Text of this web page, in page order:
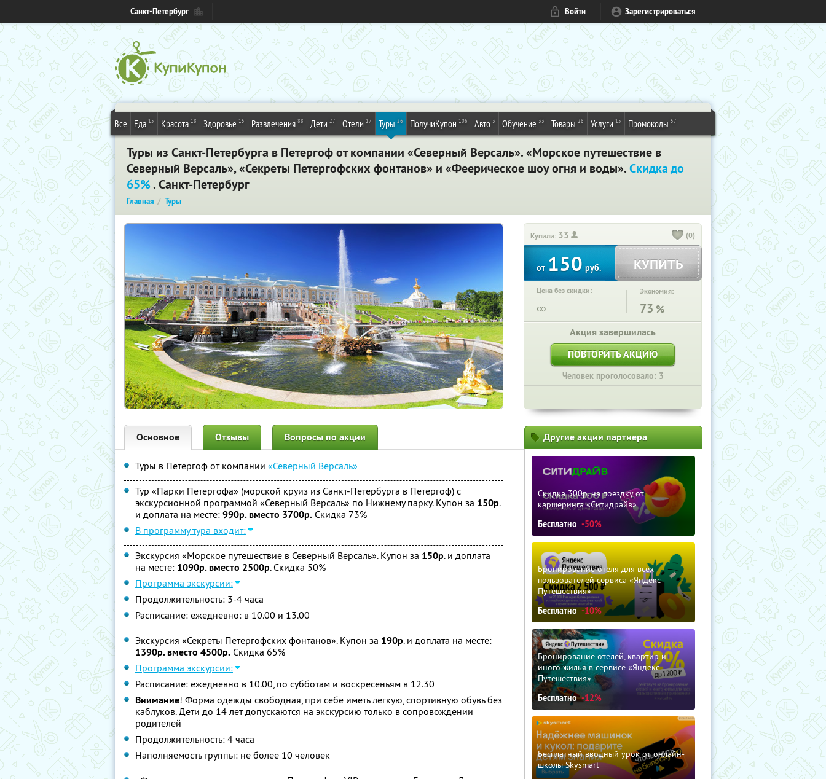
Санкт-Петербург Войти Зарегистрироваться
Все Еда 15 Красота 18 Здоровье 15 Развлечения 88 Дети 27 Отели 17 Туры 26 ПолучиКупон 106 Авто 3 Обучение 33 Товары 28 Услуги 15 Промокоды 57
Туры из Санкт-Петербурга в Петергоф от компании «Северный Версаль». «Морское путешествие в
Северный Версаль», «Секреты Петергофских фонтанов» и «Феерическое шоу огня и воды».Скидка до
65%. Санкт-Петербург
Главная Туры
Купили: 33 (0)
от150руб. КУПИТЬ
Цена без скидки:
∞
Экономия:
73 %
Акция завершилась
ПОВТОРИТЬ АКЦИЮ
Человек проголосовало: 3
Основное Отзывы Вопросы по акции
Туры в Петергоф от компании «Северный Версаль»
Тур «Парки Петергофа» (морской круиз из Санкт-Петербурга в Петергоф) с
экскурсионной программой «Северный Версаль» по Нижнему парку. Купон за 150р.
и доплата на месте: 990р. вместо 3700р. Скидка 73%
В программу тура входит:
Экскурсия «Морское путешествие в Северный Версаль». Купон за 150р. и доплата
на месте: 1090р. вместо 2500р. Скидка 50%
Программа экскурсии:
Продолжительность: 3-4 часа
Расписание: ежедневно: в 10.00 и 13.00
Экскурсия «Секреты Петергофских фонтанов». Купон за 190р. и доплата на месте:
1390р. вместо 4500р. Скидка 65%
Программа экскурсии:
Расписание: ежедневно в 10.00, по субботам и воскресеньям в 12.30
Внимание! Форма одежды свободная, при себе иметь легкую, спортивную обувь без
каблуков. Дети до 14 лет допускаются на экскурсию только в сопровождении
родителей
Продолжительность: 4 часа
Наполняемость группы: не более 10 человек
Другие акции партнера
Скидка 300р. на поездку от
каршеринга «Ситидрайв»
Бесплатно -50%
Бронирование отеля для всех
пользователей сервиса «Яндекс
Путешествия»
Бесплатно -10%
Бронирование отелей, квартир и
иного жилья в сервисе «Яндекс
Путешествия»
Бесплатно -12%
Бесплатный вводный урок от онлайн-
школы Skysmart